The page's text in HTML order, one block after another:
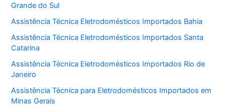
Grande do Sul
Assistência Técnica Eletrodomésticos Importados Bahia
Assistência Técnica Eletrodomésticos Importados Santa
Catarina
Assistência Técnica Eletrodomésticos Importados Rio de
Janeiro
Assistência Técnica para Eletrodomésticos Importados em
Minas Gerais